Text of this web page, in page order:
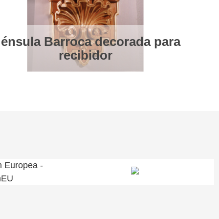
Barroca decorada para
recibidor
Europea -